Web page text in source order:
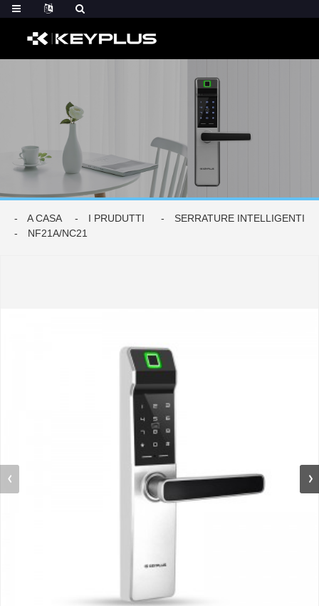
A CASA I PRUDUTTI
SERRATURE INTELLIGENTI
NF21A/NC21